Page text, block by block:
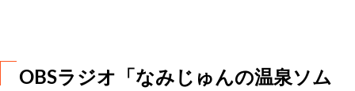
OBSラジオ「なみじゅんの温泉ソム